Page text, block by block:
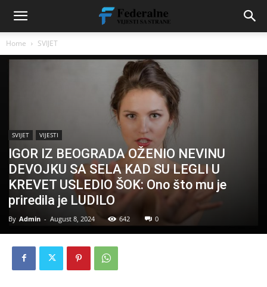
Home SVIJET
SVIJET VIJESTI
IGOR IZ BEOGRADA OŽENIO NEVINU
DEVOJKU SA SELA KAD SU LEGLI U
KREVET USLEDIO ŠOK: Ono što mu je
priredila je LUDILO
By Admin - August 8, 2024 642 0